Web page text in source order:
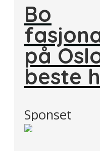
Bo
på
beste
Sponset